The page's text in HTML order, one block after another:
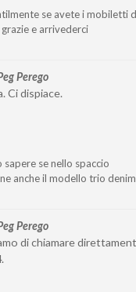
se avete i mobiletti
e arrivederci
Perego
Ci dispiace.
se nello spaccio
anche il modello trio
Perego
di chiamare